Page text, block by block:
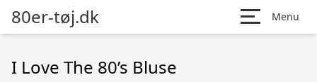
80er-tøj.dk Menu
I Love The 80’s Bluse